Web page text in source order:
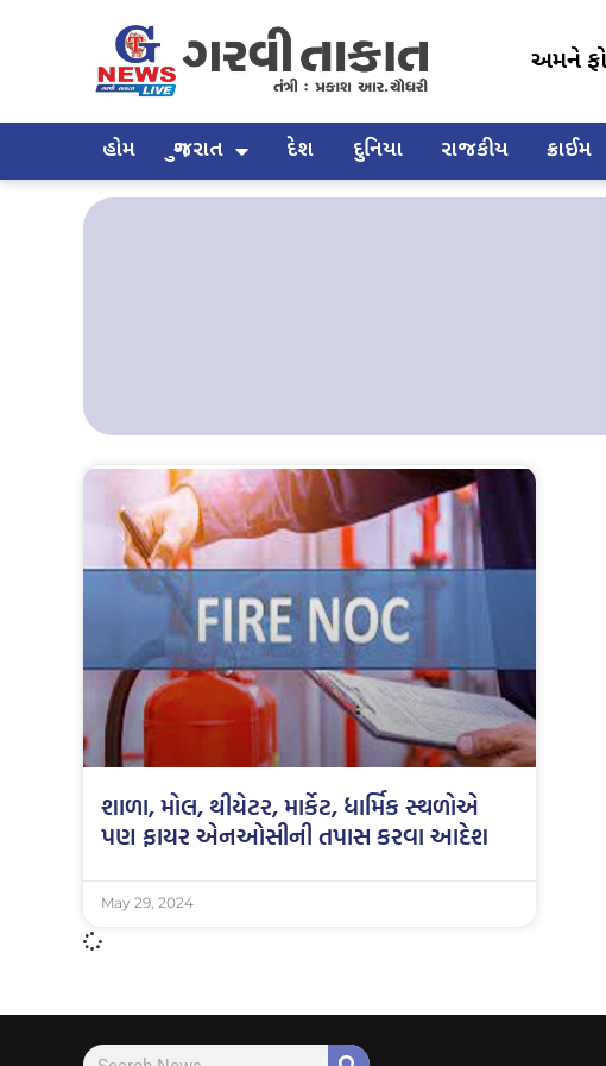
અમને
હોમ ગુજરાત દેશ દુનિયા રાજકીય ક્રાઈમ
શાળા, મોલ, થીયેટર, માર્કેટ, ધાર્મિક સ્થળોએ
પણ ફાયર એનઓસીની તપાસ કરવા આદેશ
May 29, 2024